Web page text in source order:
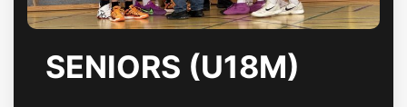
SENIORS (U18M)